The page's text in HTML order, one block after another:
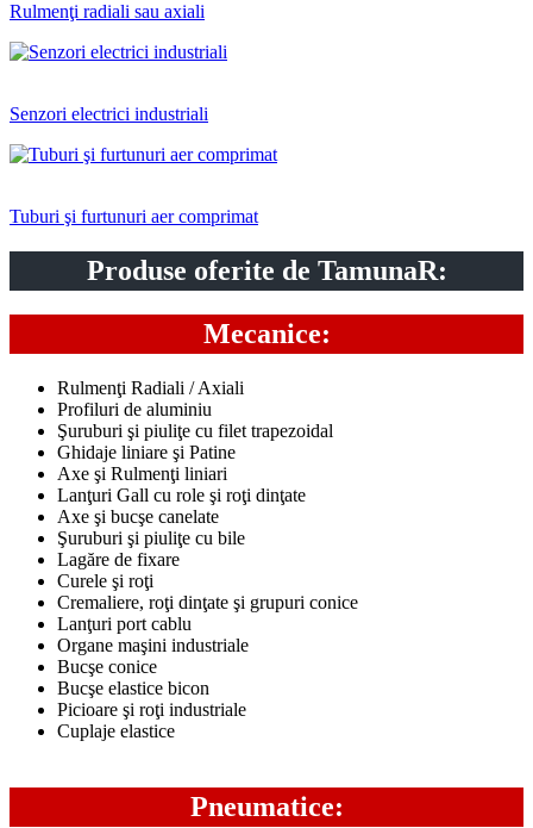
Rulmenţi radiali sau axiali
Senzori electrici industriali
Tuburi şi furtunuri aer comprimat
Produse oferite de TamunaR:
Mecanice:
Rulmenţi Radiali / Axiali
Profiluri de aluminiu
Şuruburi şi piuliţe cu filet trapezoidal
Ghidaje liniare şi Patine
Axe şi Rulmenţi liniari
Lanţuri Gall cu role şi roţi dinţate
Axe şi bucşe canelate
Şuruburi şi piuliţe cu bile
Lagăre de fixare
Curele şi roţi
Cremaliere, roţi dinţate şi grupuri conice
Lanţuri port cablu
Organe maşini industriale
Bucşe conice
Bucşe elastice bicon
Picioare şi roţi industriale
Cuplaje elastice
Pneumatice: